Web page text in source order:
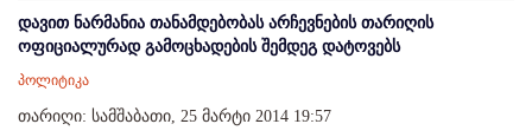
დავით ნარმანია თანამდებობას არჩევნების თარიღის
ოფიციალურად გამოცხადების შემდეგ დატოვებს
პოლიტიკა
თარიღი: სამშაბათი, 25 მარტი 2014 19:57